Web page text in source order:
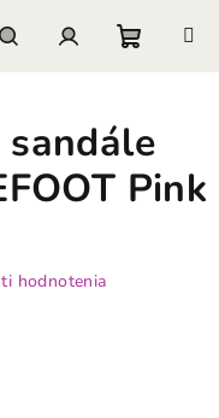
košík
sandále
Pink
hodnotenia